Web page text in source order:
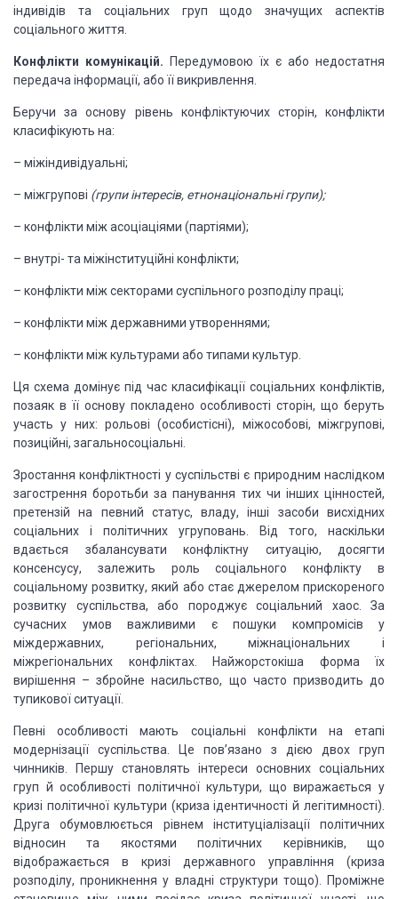
індивідів та соціальних груп щодо значущих аспектів
соціального життя.
Конфлікти комунікацій. Передумовою їх є або недостатня
передача інформації, або її викривлення.
Беручи за основу рівень конфліктуючих сторін, конфлікти
класифікують на:
– міжіндивідуальні;
– міжгрупові (групиінтересів, етнонаціональні групи);
– конфлікти між асоціаціями (партіями);
– внутрі- та міжінституційні конфлікти;
– конфлікти між секторами суспільного розподілу праці;
– конфлікти між державними утвореннями;
– конфлікти між культурами або типами культур.
Ця схема домінує під час класифікації соціальних конфліктів,
позаяк в її основу покладено особливості сторін, що беруть
участь у них: рольові (особистісні), міжособові, міжгрупові,
позиційні, загальносоціальні.
Зростання конфліктності у суспільстві є природним наслідком
загострення боротьби за панування тих чи інших цінностей,
претензій на певний статус, владу, інші засоби висхідних
соціальних і політичних угруповань. Від того, наскільки
вдається збалансувати конфліктну ситуацію, досягти
консенсусу, залежить роль соціального конфлікту в
соціальному розвитку, який або стає джерелом прискореного
розвитку суспільства, або породжує соціальний хаос. За
сучасних умов важливими є пошуки компромісів у
міждержавних, регіональних, міжнаціональних і
міжрегіональних конфліктах. Найжорстокіша форма їх
вирішення – збройне насильство, що часто призводить до
тупикової ситуації.
Певні особливості мають соціальні конфлікти на етапі
модернізації суспільства. Це пов’язано з дією двох груп
чинників. Першу становлять інтереси основних соціальних
груп й особливості політичної культури, що виражається у
кризі політичноїкультури (криза ідентичності й легітимності).
Друга обумовлюється рівнем інституціалізаціїполітичних
відносин та якостями політичних керівників, що
відображається в кризі державного управління (криза
розподілу, проникнення у владні структури тощо). Проміжне